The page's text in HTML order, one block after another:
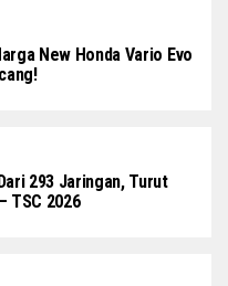
New Honda Vario Evo
293 Jaringan, Turut
TSC 2026